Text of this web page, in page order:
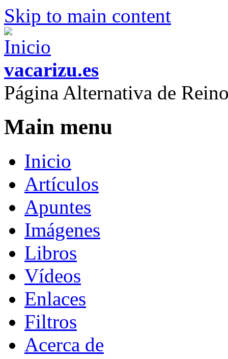
Skip to main content
vacarizu.es
Página Alternativa de
Main menu
Inicio
Artículos
Apuntes
Imágenes
Libros
Vídeos
Enlaces
Filtros
Acerca de